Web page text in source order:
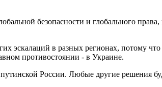
безопасности и глобального
в разных регионах, потому что
противостоянии - в Украине.
России. Любые другие решения